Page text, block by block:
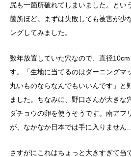
尻も一箇所破れてしまいました。とい
箇所ほど。まずは失敗しても被害が少
ングしてみました。
数年放置していた穴なので、直径
す。「生地に当てるのはダーニングマ
丸いものならなんでもいいんです」と
ました。 ちなみに、野口さんが大きな
ダチョウの卵を使うそうです。南アフ
が、なかなか日本では手に入りません…
さすがにこれはちょっと大きすぎて当